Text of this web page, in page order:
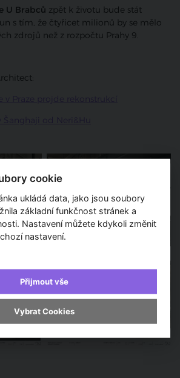
U Brabců zpět k životu bude stát
s tím, že čtyřicet milionů by se mělo
zdrojů než z rozpočtu Prahy 9.
v Praze projde rekonstrukcí
Šanghaji od Neri&Hu
cookie
ukládá data, jako jsou soubory
základní funkčnost stránek a
Nastavení můžete kdykoli změnit
nastavení.
Přijmout vše
Vybrat Cookies